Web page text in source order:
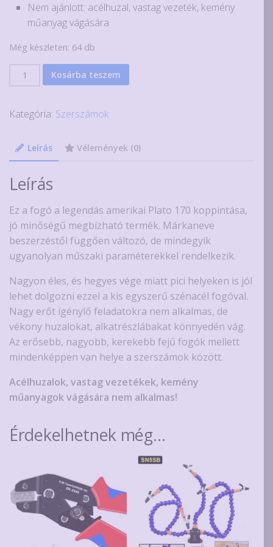
Nem ajánlott: acélhuzal, vastag vezeték, kemény
műanyag vágására
Még készleten: 64 db
műszerész
mennyiség
Kosárba teszem
Kategória: Szerszámok
Leírás Vélemények (0)
Leírás
Ez a fogó a legendás amerikai Plato 170 koppintása,
jó minőségű megbízható termék. Márkaneve
beszerzéstől függően változó, de mindegyik
ugyanolyan műszaki paraméterekkel rendelkezik.
Nagyon éles, és hegyes vége miatt pici helyeken is jól
lehet dolgozni ezzel a kis egyszerű szénacél fogóval.
Nagy erőt ígénylő feladatokra nem alkalmas, de
vékony huzalokat, alkatrészlábakat könnyedén vág.
Az erősebb, nagyobb, kerekebb fejű fogók mellett
mindenképpen van helye a szerszámok között.
Acélhuzalok, vastag vezetékek, kemény
műanyagok vágására nem alkalmas!
Érdekelhetnek még…